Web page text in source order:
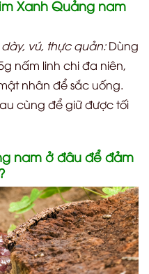
Xanh Quảng nam
vú, thực quản:Dùng
nấm linh chi đa niên,
nhân để sắc uống.
cùng để giữ được tối
nam ở đâu để đảm